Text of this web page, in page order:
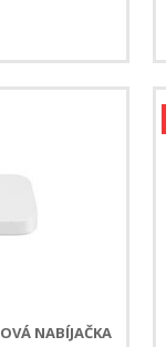
NABÍJAČKA